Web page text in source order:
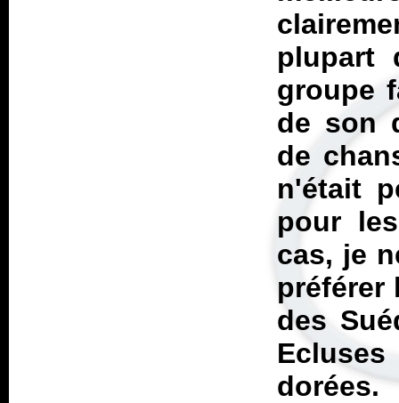
plupart
groupe
de son
de
n'était
pour
cas, je
préférer
des
dorées.